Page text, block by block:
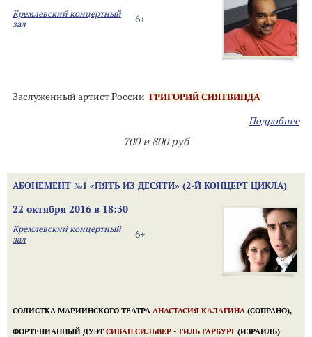
6+
Кремлевский концертный
зал
Заслуженный артист России ГРИГОРИЙ СИЯТВИНДА
Подробнее
700 и 800 руб
АБОНЕМЕНТ №1 «ПЯТЬ ИЗ ДЕСЯТИ» (2-Й КОНЦЕРТ ЦИКЛА)
22 октября 2016 в 18:30
6+
Кремлевский концертный
зал
СОЛИСТКА МАРИИНСКОГО ТЕАТРА АНАСТАСИЯ КАЛАГИНА (СОПРАНО),
ФОРТЕПИАННЫЙ ДУЭТ СИВАН СИЛЬВЕР - ГИЛЬ ГАРБУРГ (ИЗРАИЛЬ)